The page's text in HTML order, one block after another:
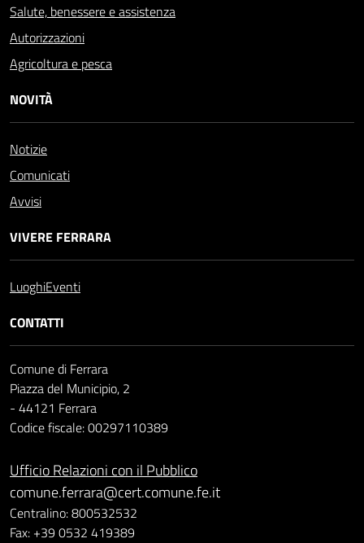
Salute, benessere e assistenza
Autorizzazioni
Agricoltura e pesca
NOVITÀ
Notizie
Comunicati
Avvisi
VIVERE FERRARA
LuoghiEventi
CONTATTI
Comune di Ferrara
Piazza del Municipio, 2
- 44121 Ferrara
Codice fiscale: 00297110389
Ufficio Relazioni con il Pubblico
comune.ferrara@cert.comune.fe.it
Centralino: 800532532
Fax: +39 0532 419389